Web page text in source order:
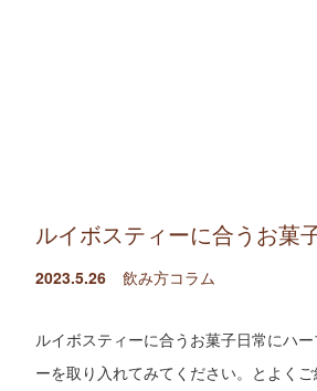
ルイボスティーに合うお菓
2023.5.26 飲み方コラム
ルイボスティーに合うお菓子日常にハ
ーを取り入れてみてください。とよく